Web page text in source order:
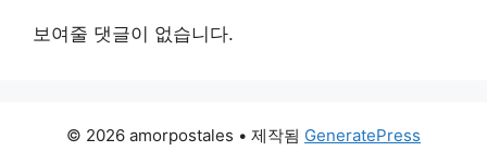
보여줄 댓글이 없습니다.
© 2026 amorpostales • 제작됨 GeneratePress